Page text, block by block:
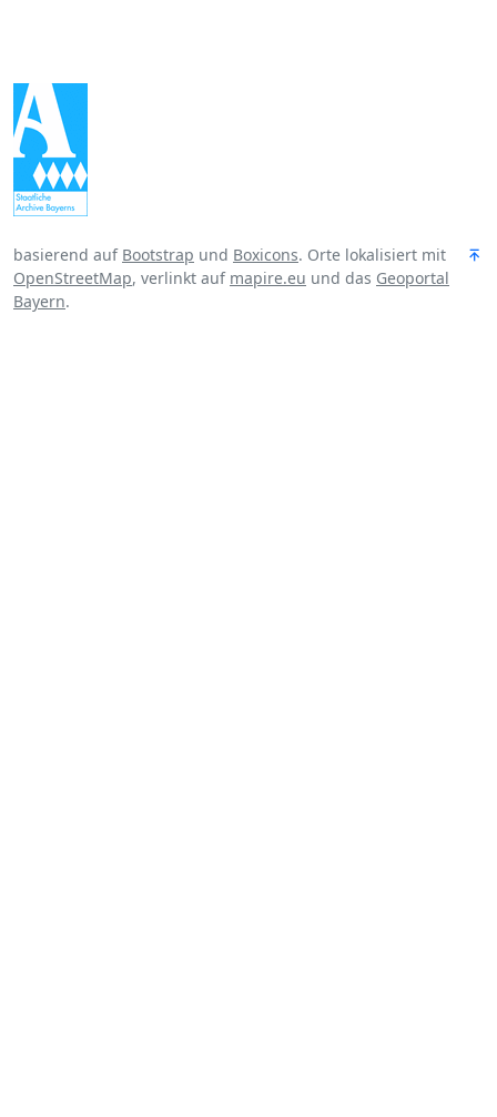
basierend auf Bootstrap und Boxicons. Orte lokalisiert mit
OpenStreetMap, verlinkt auf mapire.eu und das Geoportal
Bayern.